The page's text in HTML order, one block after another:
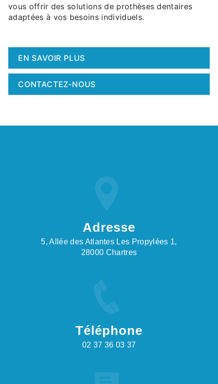
vous offrir des solutions de prothèses dentaires
adaptées à vos besoins individuels.
EN SAVOIR PLUS
CONTACTEZ-NOUS
Adresse
5, Allée des Atlantes Les Propylées 1,
28000 Chartres
Téléphone
02 37 36 03 37